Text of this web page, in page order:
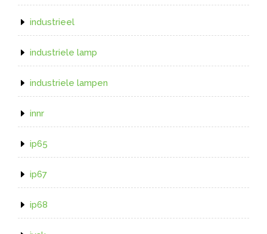
industrieel
industriele lamp
industriele lampen
innr
ip65
ip67
ip68